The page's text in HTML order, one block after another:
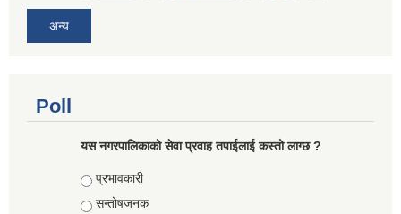
अन्य
Poll
यस नगरपालिकाको सेवा प्रवाह तपाईलाई कस्तो लाग्छ ?
Choices
प्रभावकारी
सन्तोषजनक